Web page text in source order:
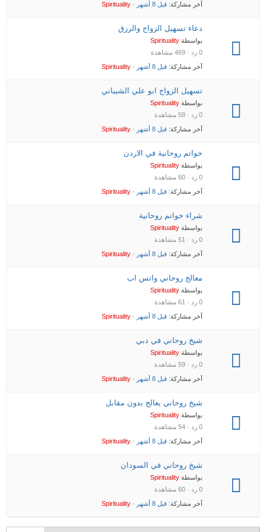
آخر مشاركة: قبل 8 أشهر ·
Spirituality
دعاء تسهيل الزواج والرزق
بواسطة Spirituality
0 رد · 469 مشاهدة
آخر مشاركة: قبل 8 أشهر ·
Spirituality
تسهيل الزواج ابو علي الشيباني
بواسطة Spirituality
0 رد · 58 مشاهدة
آخر مشاركة: قبل 8 أشهر ·
Spirituality
خواتم روحانية في الاردن
بواسطة Spirituality
0 رد · 60 مشاهدة
آخر مشاركة: قبل 8 أشهر ·
Spirituality
شراء خواتم روحانية
بواسطة Spirituality
0 رد · 51 مشاهدة
آخر مشاركة: قبل 8 أشهر ·
Spirituality
معالج روحاني واتس اب
بواسطة Spirituality
0 رد · 61 مشاهدة
آخر مشاركة: قبل 8 أشهر ·
Spirituality
شيخ روحاني في دبي
بواسطة Spirituality
0 رد · 59 مشاهدة
آخر مشاركة: قبل 8 أشهر ·
Spirituality
شيخ روحاني يعالج بدون مقابل
بواسطة Spirituality
0 رد · 54 مشاهدة
آخر مشاركة: قبل 8 أشهر ·
Spirituality
شيخ روحاني في السودان
بواسطة Spirituality
0 رد · 60 مشاهدة
آخر مشاركة: قبل 8 أشهر ·
Spirituality